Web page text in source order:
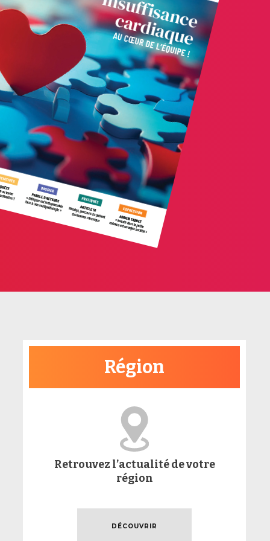
Région
Retrouvez l’actualité de votre
région
DÉCOUVRIR